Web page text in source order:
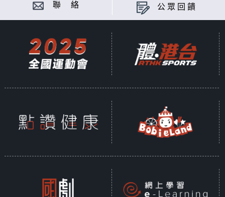
聯 絡 公眾回饋